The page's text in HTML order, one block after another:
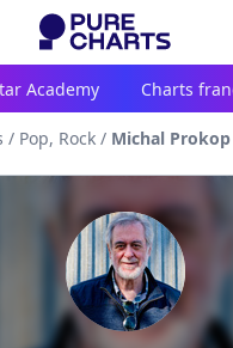
Academy Charts
/ Pop, Rock / Michal Prokop